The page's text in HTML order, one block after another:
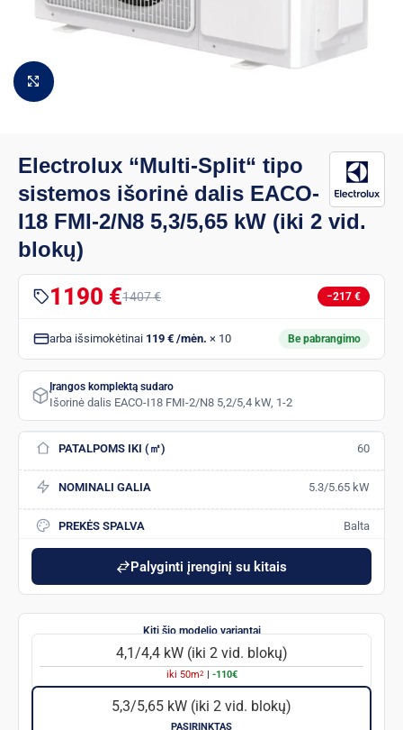
Padidinti vaizdą
Electrolux “Multi-Split“ tipo
sistemos išorinė dalis EACO-
I18 FMI-2/N8 5,3/5,65 kW (iki 2 vid.
blokų)
1190 €1407 € −217 €
arba išsimokėtinai 119 € /mėn. × 10 Be pabrangimo
Įrangos komplektą sudaro
Išorinė dalis EACO-I18 FMI-2/N8 5,2/5,4 kW, 1-2
PATALPOMS IKI (㎡) 60
NOMINALI GALIA 5.3/5.65 kW
PREKĖS SPALVA Balta
Palyginti įrenginį su kitais
4,1/4,4 kW (iki 2 vid. blokų)
iki 50m2 -110€
5,3/5,65 kW (iki 2 vid. blokų)
PASIRINKTAS